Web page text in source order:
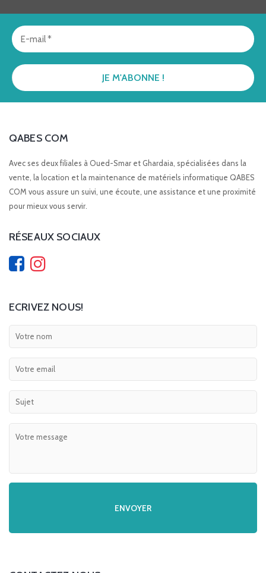
QABES COM
Avec ses deux filiales à Oued-Smar et Ghardaia, spécialisées dans la
vente, la location et la maintenance de matériels informatique QABES
COM vous assure un suivi, une écoute, une assistance et une proximité
pour mieux vous servir.
RÉSEAUX SOCIAUX
ECRIVEZ NOUS!